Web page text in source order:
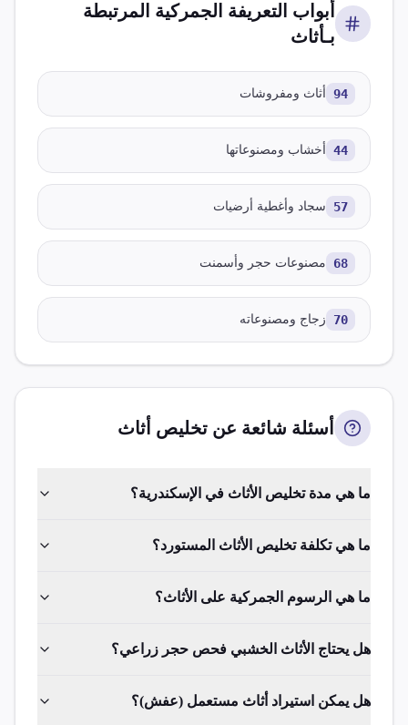
أبواب التعريفة الجمركية المرتبطة
بـأثاث
94 أثاث ومفروشات
44 أخشاب ومصنوعاتها
57 سجاد وأغطية أرضيات
68 مصنوعات حجر وأسمنت
70 زجاج ومصنوعاته
أسئلة شائعة عن تخليص أثاث
ما هي مدة تخليص الأثاث في الإسكندرية؟
ما هي تكلفة تخليص الأثاث المستورد؟
ما هي الرسوم الجمركية على الأثاث؟
هل يحتاج الأثاث الخشبي فحص حجر زراعي؟
هل يمكن استيراد أثاث مستعمل (عفش)؟